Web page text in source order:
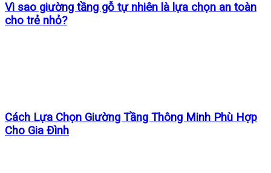
Vì sao giường tầng gỗ tự nhiên là lựa chọn an toàn
cho trẻ nhỏ?
Cách Lựa Chọn Giường Tầng Thông Minh Phù Hợp
Cho Gia Đình